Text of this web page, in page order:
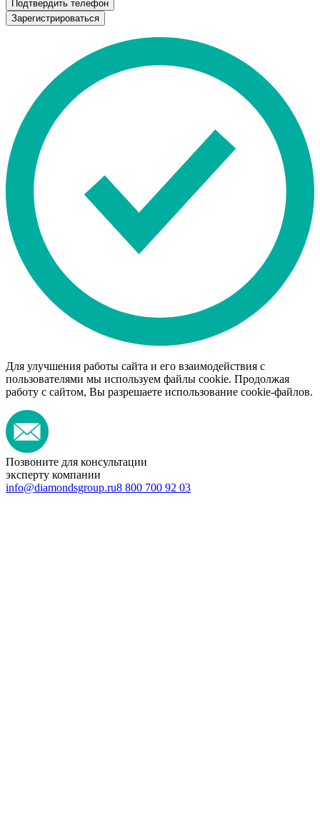
Подтвердить телефон
Зарегистрироваться
Для улучшения работы сайта и его взаимодействия с
пользователями мы используем файлы cookie. Продолжая
работу с сайтом, Вы разрешаете использование cookie-файлов.
Позвоните для консультации
эксперту компании
info@diamondsgroup.ru8 800 700 92 03